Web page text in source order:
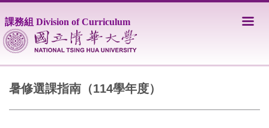
到
主
要
區
課務組 Division of Curriculum
暑修選課指南（114學年度）